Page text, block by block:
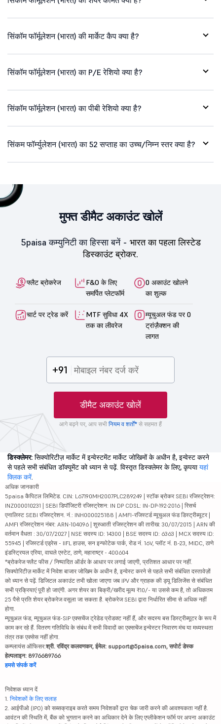
सिंकॉम फॉर्मूलेशन (भारत) की मार्केट कैप क्या है?
सिंकॉम फॉर्मूलेशन (भारत) का P/E रेशियो क्या है?
सिंकॉम फॉर्मूलेशन (भारत) का पीबी रेशियो क्या है?
सिंकम फॉर्म्युलेशन (भारत) का 52 सप्ताह का उच्च/निम्न स्तर क्या है?
मुफ्त डीमैट अकाउंट खोलें
5paisa कम्युनिटी का हिस्सा बनें - भारत का पहला लिस्टेड
डिस्काउंट ब्रोकर.
फ्लैट ब्रोकरेज
F&O के लिए
समर्पित प्लेटफॉर्म
0 अकाउंट खोलने
का शुल्क
चार्ट पर ट्रेड करें
MTF सुविधा 4X
तक का लीवरेज
म्यूचुअल फंड पर 0
ट्रांज़ैक्शन की
लागत
+91
डीमैट अकाउंट खोलें
आगे बढ़ने पर, आप सभी नियम व शर्तों* से सहमत हैं
डिस्क्लेमर: सिक्योरिटीज़ मार्केट में इन्वेस्टमेंट मार्केट जोखिमों के अधीन है, इन्वेस्ट करने
से पहले सभी संबंधित डॉक्यूमेंट को ध्यान से पढ़ें. विस्तृत डिस्क्लेमर के लिए, कृपयायहां
क्लिक करें.
अधिक जानकारी
5paisa कैपिटल लिमिटेड. CIN: L67190MH2007PLC289249 | स्टॉक ब्रोकर SEBI रजिस्ट्रेशन:
INZ000010231 | SEBI डिपॉजिटरी रजिस्ट्रेशन: IN DP CDSL: IN-DP-192-2016 | रिसर्च
एनालिस्ट SEBI रजिस्ट्रेशन. नं.: INH000025188 | AMFI-रजिस्टर्ड म्यूचुअल फंड डिस्ट्रीब्यूटर |
AMFI रजिस्ट्रेशन नंबर: ARN-104096 | शुरुआती रजिस्ट्रेशन की तारीख: 30/07/2015 | ARN की
वर्तमान वैधता : 30/07/2027 | NSE सदस्य ID: 14300 | BSE सदस्य ID: 6363 | MCX सदस्य ID:
55945 | रजिस्टर्ड एड्रेस - IIFL हाउस, सन इन्फोटेक पार्क, रोड नं. 16V, प्लॉट नं. B-23, MIDC, ठाणे
इंडस्ट्रियल एरिया, वाघले एस्टेट, ठाणे, महाराष्ट्र - 400604
*ब्रोकरेज फ्लैट फीस / निष्पादित ऑर्डर के आधार पर लगाई जाएगी, प्रतिशत आधार पर नहीं.
सिक्योरिटीज़ मार्केट में निवेश बाजार जोखिम के अधीन है, इन्वेस्ट करने से पहले सभी संबंधित दस्तावेज़ों
को ध्यान से पढ़ें. डिजिटल अकाउंट तभी खोला जाएगा जब IPV और ग्राहक की ड्यू डिलिजेंस से संबंधित
सभी प्रक्रियाएं पूरी हो जाएंगी. अगर शेयर का बिक्री/खरीद मूल्य ₹10/- या उससे कम है, तो अधिकतम
25 पैसे प्रति शेयर ब्रोकरेज वसूला जा सकता है. ब्रोकरेज SEBI द्वारा निर्धारित सीमा से अधिक नहीं
होगा.
म्यूचुअल फंड, म्यूचुअल फंड-SIP एक्सचेंज ट्रेडेड प्रोडक्ट नहीं हैं, और सदस्य बस डिस्ट्रीब्यूटर के रूप में
काम कर रहे हैं. वितरण गतिविधि के संबंध में सभी विवादों का एक्सचेंज इन्वेस्टर निवारण मंच या मध्यस्थता
तंत्र तक एक्सेस नहीं होगा.
कम्प्लायंस ऑफिसर:श्री. रविंद्र कलवणकर, ईमेल: support@5paisa.com, सपोर्ट डेस्क
हेल्पलाइन: 8976689766
हमसे संपर्क करें
निवेशक ध्यान दें
1. निवेशकों के लिए सलाह
2. आईपीओ (IPO) को सब्सक्राइब करते समय निवेशकों द्वारा चेक जारी करने की आवश्यकता नहीं है.
आवंटन की स्थिति में, बैंक को भुगतान करने का अधिकार देने के लिए एप्लीकेशन फॉर्म पर अपना अकाउंट